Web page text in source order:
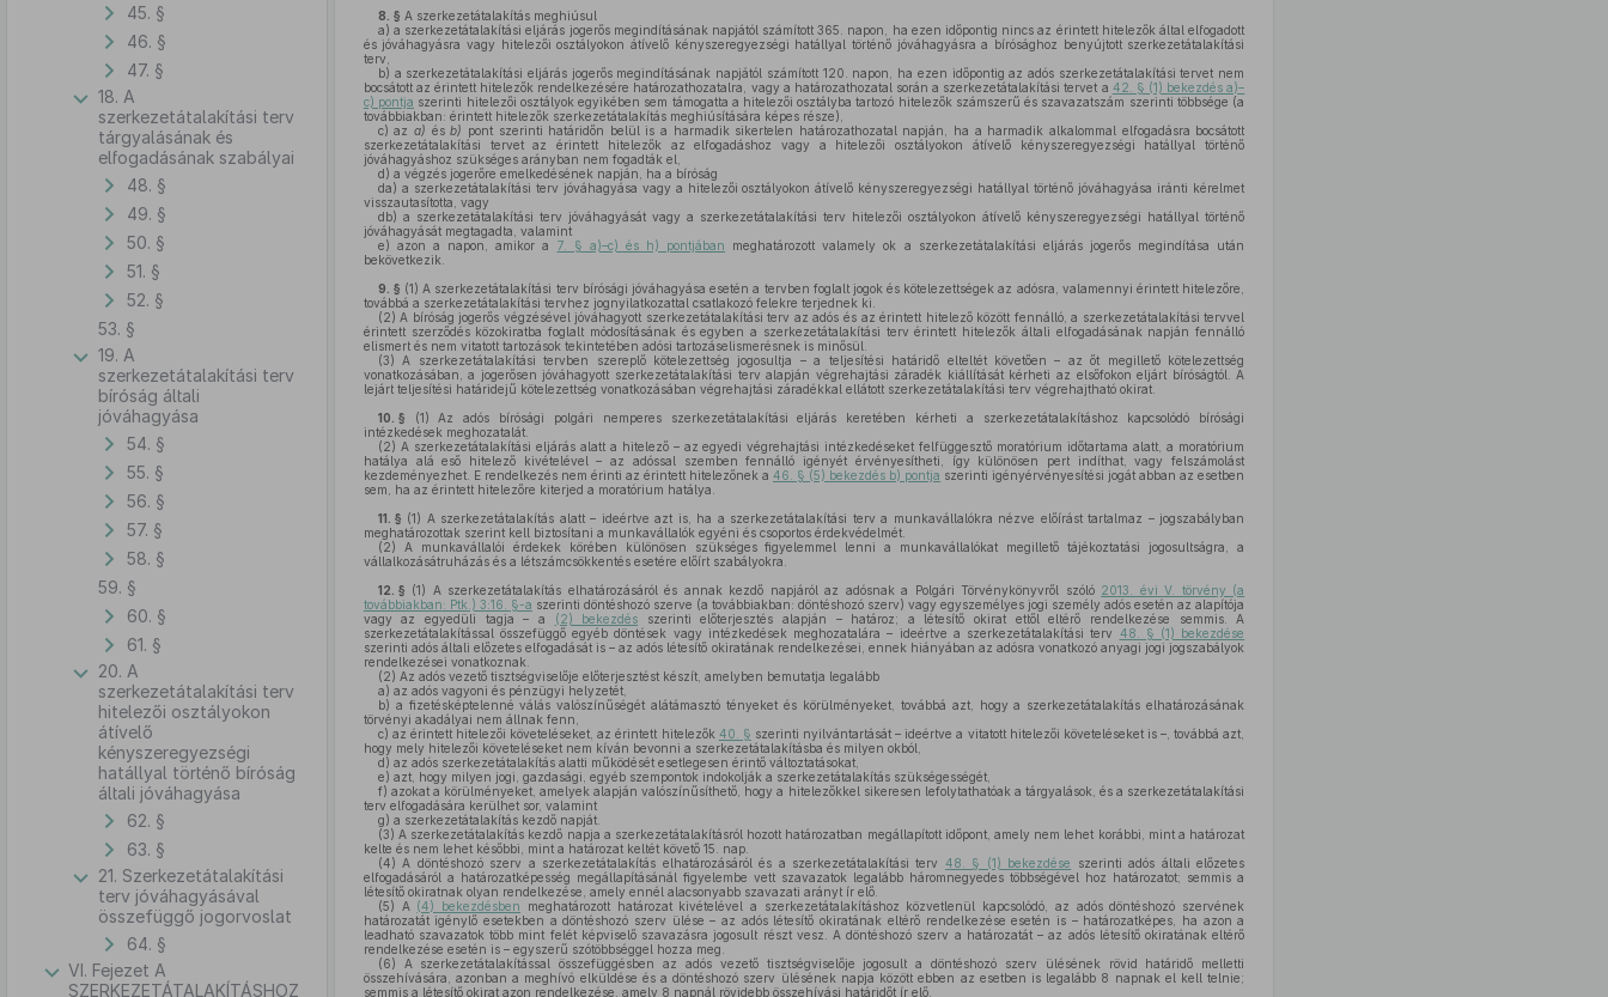
45. §
46. §
47. §
18. A
szerkezetátalakítási terv
tárgyalásának és
elfogadásának szabályai
48. §
49. §
50. §
51. §
52. §
53. §
19. A
szerkezetátalakítási terv
bíróság általi
jóváhagyása
54. §
55. §
56. §
57. §
58. §
59. §
60. §
61. §
20. A
szerkezetátalakítási terv
hitelezői osztályokon
átívelő
kényszeregyezségi
hatállyal történő bíróság
általi jóváhagyása
62. §
63. §
21. Szerkezetátalakítási
terv jóváhagyásával
összefüggő jogorvoslat
64. §
VI. Fejezet A
SZERKEZETÁTALAKÍTÁSHOZ
8. § A szerkezetátalakítás meghiúsul
a) a szerkezetátalakítási eljárás jogerős megindításának napjától számított 365. napon, ha ezen időpontig nincs az érintett hitelezők által elfogadott
és jóváhagyásra vagy hitelezői osztályokon átívelő kényszeregyezségi hatállyal történő jóváhagyásra a bírósághoz benyújtott szerkezetátalakítási
terv,
b) a szerkezetátalakítási eljárás jogerős megindításának napjától számított 120. napon, ha ezen időpontig az adós szerkezetátalakítási tervet nem
bocsátott az érintett hitelezők rendelkezésére határozathozatalra, vagy a határozathozatal során a szerkezetátalakítási tervet a 42. § (1) bekezdés a)–
c) pontja szerinti hitelezői osztályok egyikében sem támogatta a hitelezői osztályba tartozó hitelezők számszerű és szavazatszám szerinti többsége (a
továbbiakban: érintett hitelezők szerkezetátalakítás meghiúsítására képes része),
c) aza) ésb) pont szerinti határidőn belül is a harmadik sikertelen határozathozatal napján, ha a harmadik alkalommal elfogadásra bocsátott
szerkezetátalakítási tervet az érintett hitelezők az elfogadáshoz vagy a hitelezői osztályokon átívelő kényszeregyezségi hatállyal történő
jóváhagyáshoz szükséges arányban nem fogadták el,
d) a végzés jogerőre emelkedésének napján, ha a bíróság
da) a szerkezetátalakítási terv jóváhagyása vagy a hitelezői osztályokon átívelő kényszeregyezségi hatállyal történő jóváhagyása iránti kérelmet
visszautasította, vagy
db) a szerkezetátalakítási terv jóváhagyását vagy a szerkezetátalakítási terv hitelezői osztályokon átívelő kényszeregyezségi hatállyal történő
jóváhagyását megtagadta, valamint
e) azon a napon, amikor a 7. § a)–c) és h) pontjában meghatározott valamely ok a szerkezetátalakítási eljárás jogerős megindítása után
bekövetkezik.
9. § (1) A szerkezetátalakítási terv bírósági jóváhagyása esetén a tervben foglalt jogok és kötelezettségek az adósra, valamennyi érintett hitelezőre,
továbbá a szerkezetátalakítási tervhez jognyilatkozattal csatlakozó felekre terjednek ki.
(2) A bíróság jogerős végzésével jóváhagyott szerkezetátalakítási terv az adós és az érintett hitelező között fennálló, a szerkezetátalakítási tervvel
érintett szerződés közokiratba foglalt módosításának és egyben a szerkezetátalakítási terv érintett hitelezők általi elfogadásának napján fennálló
elismert és nem vitatott tartozások tekintetében adósi tartozáselismerésnek is minősül.
(3) A szerkezetátalakítási tervben szereplő kötelezettség jogosultja – a teljesítési határidő elteltét követően – az őt megillető kötelezettség
vonatkozásában, a jogerősen jóváhagyott szerkezetátalakítási terv alapján végrehajtási záradék kiállítását kérheti az elsőfokon eljárt bíróságtól. A
lejárt teljesítési határidejű kötelezettség vonatkozásában végrehajtási záradékkal ellátott szerkezetátalakítási terv végrehajtható okirat.
10. § (1) Az adós bírósági polgári nemperes szerkezetátalakítási eljárás keretében kérheti a szerkezetátalakításhoz kapcsolódó bírósági
intézkedések meghozatalát.
(2) A szerkezetátalakítási eljárás alatt a hitelező – az egyedi végrehajtási intézkedéseket felfüggesztő moratórium időtartama alatt, a moratórium
hatálya alá eső hitelező kivételével – az adóssal szemben fennálló igényét érvényesítheti, így különösen pert indíthat, vagy felszámolást
kezdeményezhet. E rendelkezés nem érinti az érintett hitelezőnek a 46. § (5) bekezdés b) pontja szerinti igényérvényesítési jogát abban az esetben
sem, ha az érintett hitelezőre kiterjed a moratórium hatálya.
11. § (1) A szerkezetátalakítás alatt – ideértve azt is, ha a szerkezetátalakítási terv a munkavállalókra nézve előírást tartalmaz – jogszabályban
meghatározottak szerint kell biztosítani a munkavállalók egyéni és csoportos érdekvédelmét.
(2) A munkavállalói érdekek körében különösen szükséges figyelemmel lenni a munkavállalókat megillető tájékoztatási jogosultságra, a
vállalkozásátruházás és a létszámcsökkentés esetére előírt szabályokra.
12. § (1) A szerkezetátalakítás elhatározásáról és annak kezdő napjáról az adósnak a Polgári Törvénykönyvről szóló 2013. évi V. törvény (a
továbbiakban: Ptk.) 3:16. §-a szerinti döntéshozó szerve (a továbbiakban: döntéshozó szerv) vagy egyszemélyes jogi személy adós esetén az alapítója
vagy az egyedüli tagja – a
(2) bekezdés szerinti előterjesztés alapján – határoz; a létesítő okirat ettől eltérő rendelkezése semmis. A
szerkezetátalakítással összefüggő egyéb döntések vagy intézkedések meghozatalára – ideértve a szerkezetátalakítási terv 48. § (1) bekezdése
szerinti adós általi előzetes elfogadását is – az adós létesítő okiratának rendelkezései, ennek hiányában az adósra vonatkozó anyagi jogi jogszabályok
rendelkezései vonatkoznak.
(2) Az adós vezető tisztségviselője előterjesztést készít, amelyben bemutatja legalább
a) az adós vagyoni és pénzügyi helyzetét,
b) a fizetésképtelenné válás valószínűségét alátámasztó tényeket és körülményeket, továbbá azt, hogy a szerkezetátalakítás elhatározásának
törvényi akadályai nem állnak fenn,
c) az érintett hitelezői követeléseket, az érintett hitelezők 40. § szerinti nyilvántartását – ideértve a vitatott hitelezői követeléseket is –, továbbá azt,
hogy mely hitelezői követeléseket nem kíván bevonni a szerkezetátalakításba és milyen okból,
d) az adós szerkezetátalakítás alatti működését esetlegesen érintő változtatásokat,
e) azt, hogy milyen jogi, gazdasági, egyéb szempontok indokolják a szerkezetátalakítás szükségességét,
f) azokat a körülményeket, amelyek alapján valószínűsíthető, hogy a hitelezőkkel sikeresen lefolytathatóak a tárgyalások, és a szerkezetátalakítási
terv elfogadására kerülhet sor, valamint
g) a szerkezetátalakítás kezdő napját.
(3) A szerkezetátalakítás kezdő napja a szerkezetátalakításról hozott határozatban megállapított időpont, amely nem lehet korábbi, mint a határozat
kelte és nem lehet későbbi, mint a határozat keltét követő 15. nap.
(4) A döntéshozó szerv a szerkezetátalakítás elhatározásáról és a szerkezetátalakítási terv 48. § (1) bekezdése
szerinti adós általi előzetes
elfogadásáról a határozatképesség megállapításánál figyelembe vett szavazatok legalább háromnegyedes többségével hoz határozatot; semmis a
létesítő okiratnak olyan rendelkezése, amely ennél alacsonyabb szavazati arányt ír elő.
(5) A (4) bekezdésben meghatározott határozat kivételével a szerkezetátalakításhoz közvetlenül kapcsolódó, az adós döntéshozó szervének
határozatát igénylő esetekben a döntéshozó szerv ülése – az adós létesítő okiratának eltérő rendelkezése esetén is – határozatképes, ha azon a
leadható szavazatok több mint felét képviselő szavazásra jogosult részt vesz. A döntéshozó szerv a határozatát – az adós létesítő okiratának eltérő
rendelkezése esetén is – egyszerű szótöbbséggel hozza meg.
(6) A szerkezetátalakítással összefüggésben az adós vezető tisztségviselője jogosult a döntéshozó szerv ülésének rövid határidő melletti
összehívására, azonban a meghívó elküldése és a döntéshozó szerv ülésének napja között ebben az esetben is legalább 8 napnak el kell telnie;
semmis a létesítő okirat azon rendelkezése, amely 8 napnál rövidebb összehívási határidőt ír elő.